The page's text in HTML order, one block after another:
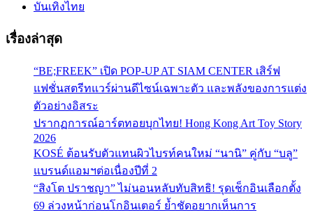
บันเทิงไทย
เรื่องล่าสุด
“BE;FREEK” เปิด POP-UP AT SIAM CENTER เสิร์ฟ
แฟชั่นสตรีทแวร์ผ่านดีไซน์เฉพาะตัว และพลังของการแต่ง
ตัวอย่างอิสระ
ปรากฏการณ์อาร์ตทอยบุกไทย! Hong Kong Art Toy Story
2026
KOSÉ ต้อนรับตัวแทนผิวไบรท์คนใหม่ “นานิ” คู่กับ “บลู”
แบรนด์แอมฯต่อเนื่องปีที่ 2
“สิงโต ปราชญา” ไม่นอนหลับทับสิทธิ! รุดเช็กอินเลือกตั้ง
69 ล่วงหน้าก่อนโกอินเตอร์ ย้ำชัดอยากเห็นการ